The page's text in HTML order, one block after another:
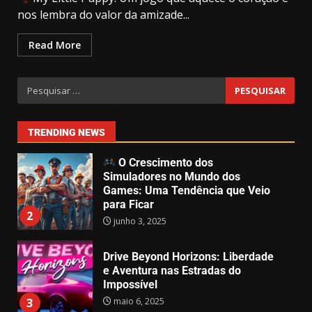
nos lembra do valor da amizade...
Read More
TRENDING NEWS
7
jogável – Mas só para alguns!
1
Catálogo da Microsoft Está
2
O Crescimento dos
Simuladores no Mundo dos
Games: Uma Tendência que Veio
para Ficar
junho 3, 2025
3
Drive Beyond Horizons: Liberdade
e Aventura nas Estradas do
Impossível
maio 6, 2025